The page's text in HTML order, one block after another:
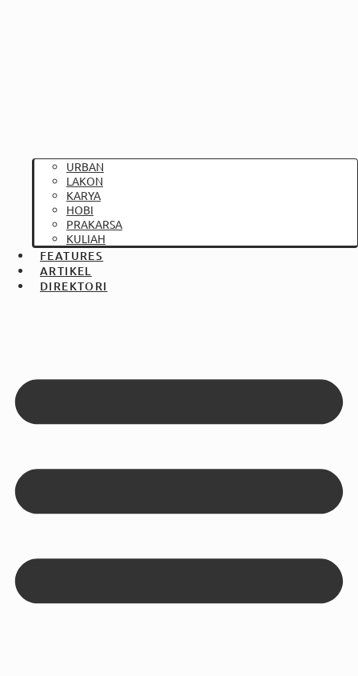
URBAN
LAKON
KARYA
HOBI
PRAKARSA
KULIAH
FEATURES
ARTIKEL
DIREKTORI